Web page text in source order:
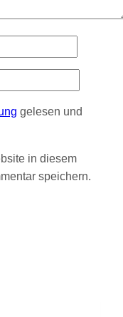
gelesen und
in diesem
speichern.